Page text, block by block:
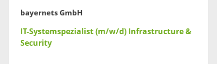
bayernets GmbH
IT-Systemspezialist (m/w/d) Infrastructure &
Security